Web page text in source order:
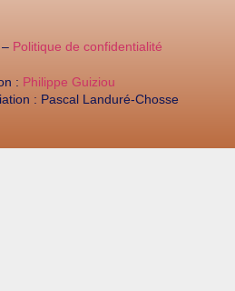
– Politique de confidentialité
: Philippe Guiziou
: Pascal Landuré-Chosse